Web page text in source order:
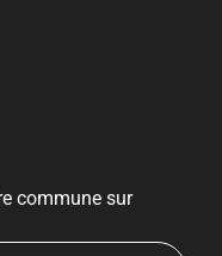
commune sur